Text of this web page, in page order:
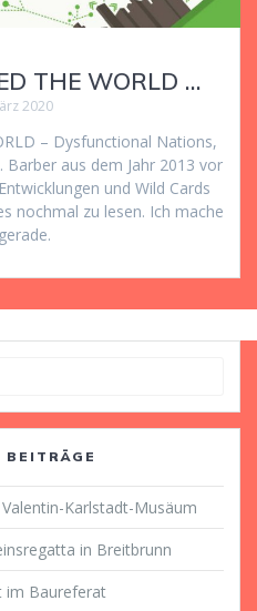
THE WORLD …
2020
– Dysfunctional Nations,
Barber aus dem Jahr 2013 vor
und Wild Cards
nochmal zu lesen. Ich mache
BEITRÄGE
Karlstadt-Musäum
in Breitbrunn
im Baureferat